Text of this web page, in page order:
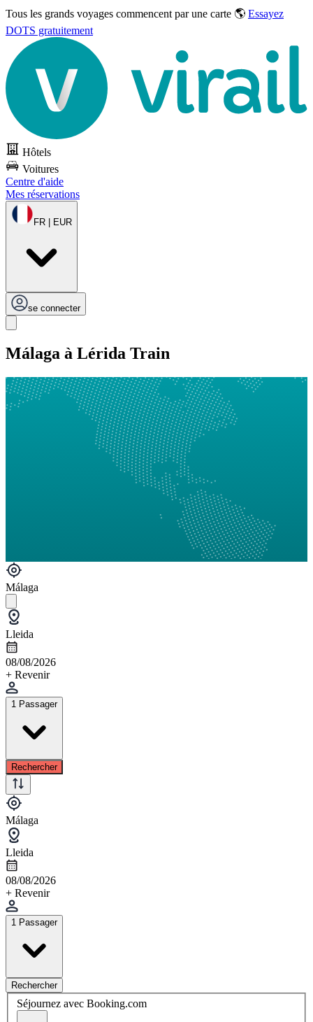
Tous les grands voyages commencent par une carte 🌎 Essayez
DOTS gratuitement
Hôtels
Voitures
Centre d'aide
Mes réservations
FR | EUR
se connecter
Málaga à Lérida Train
Málaga
Lleida
08/08/2026
+ Revenir
1 Passager
Rechercher
Málaga
Lleida
08/08/2026
+ Revenir
1 Passager
Rechercher
Séjournez avec Booking.com